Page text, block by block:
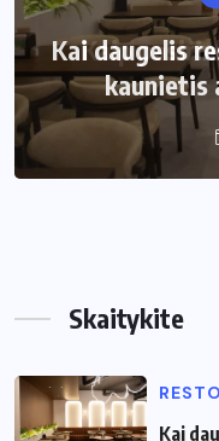
Kai daugelis
kaunietis
Kaip
Skaitykite
Kai